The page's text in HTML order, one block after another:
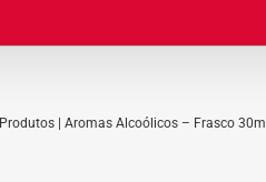
Produtos Aromas Alcoólicos – Frasco 30ml